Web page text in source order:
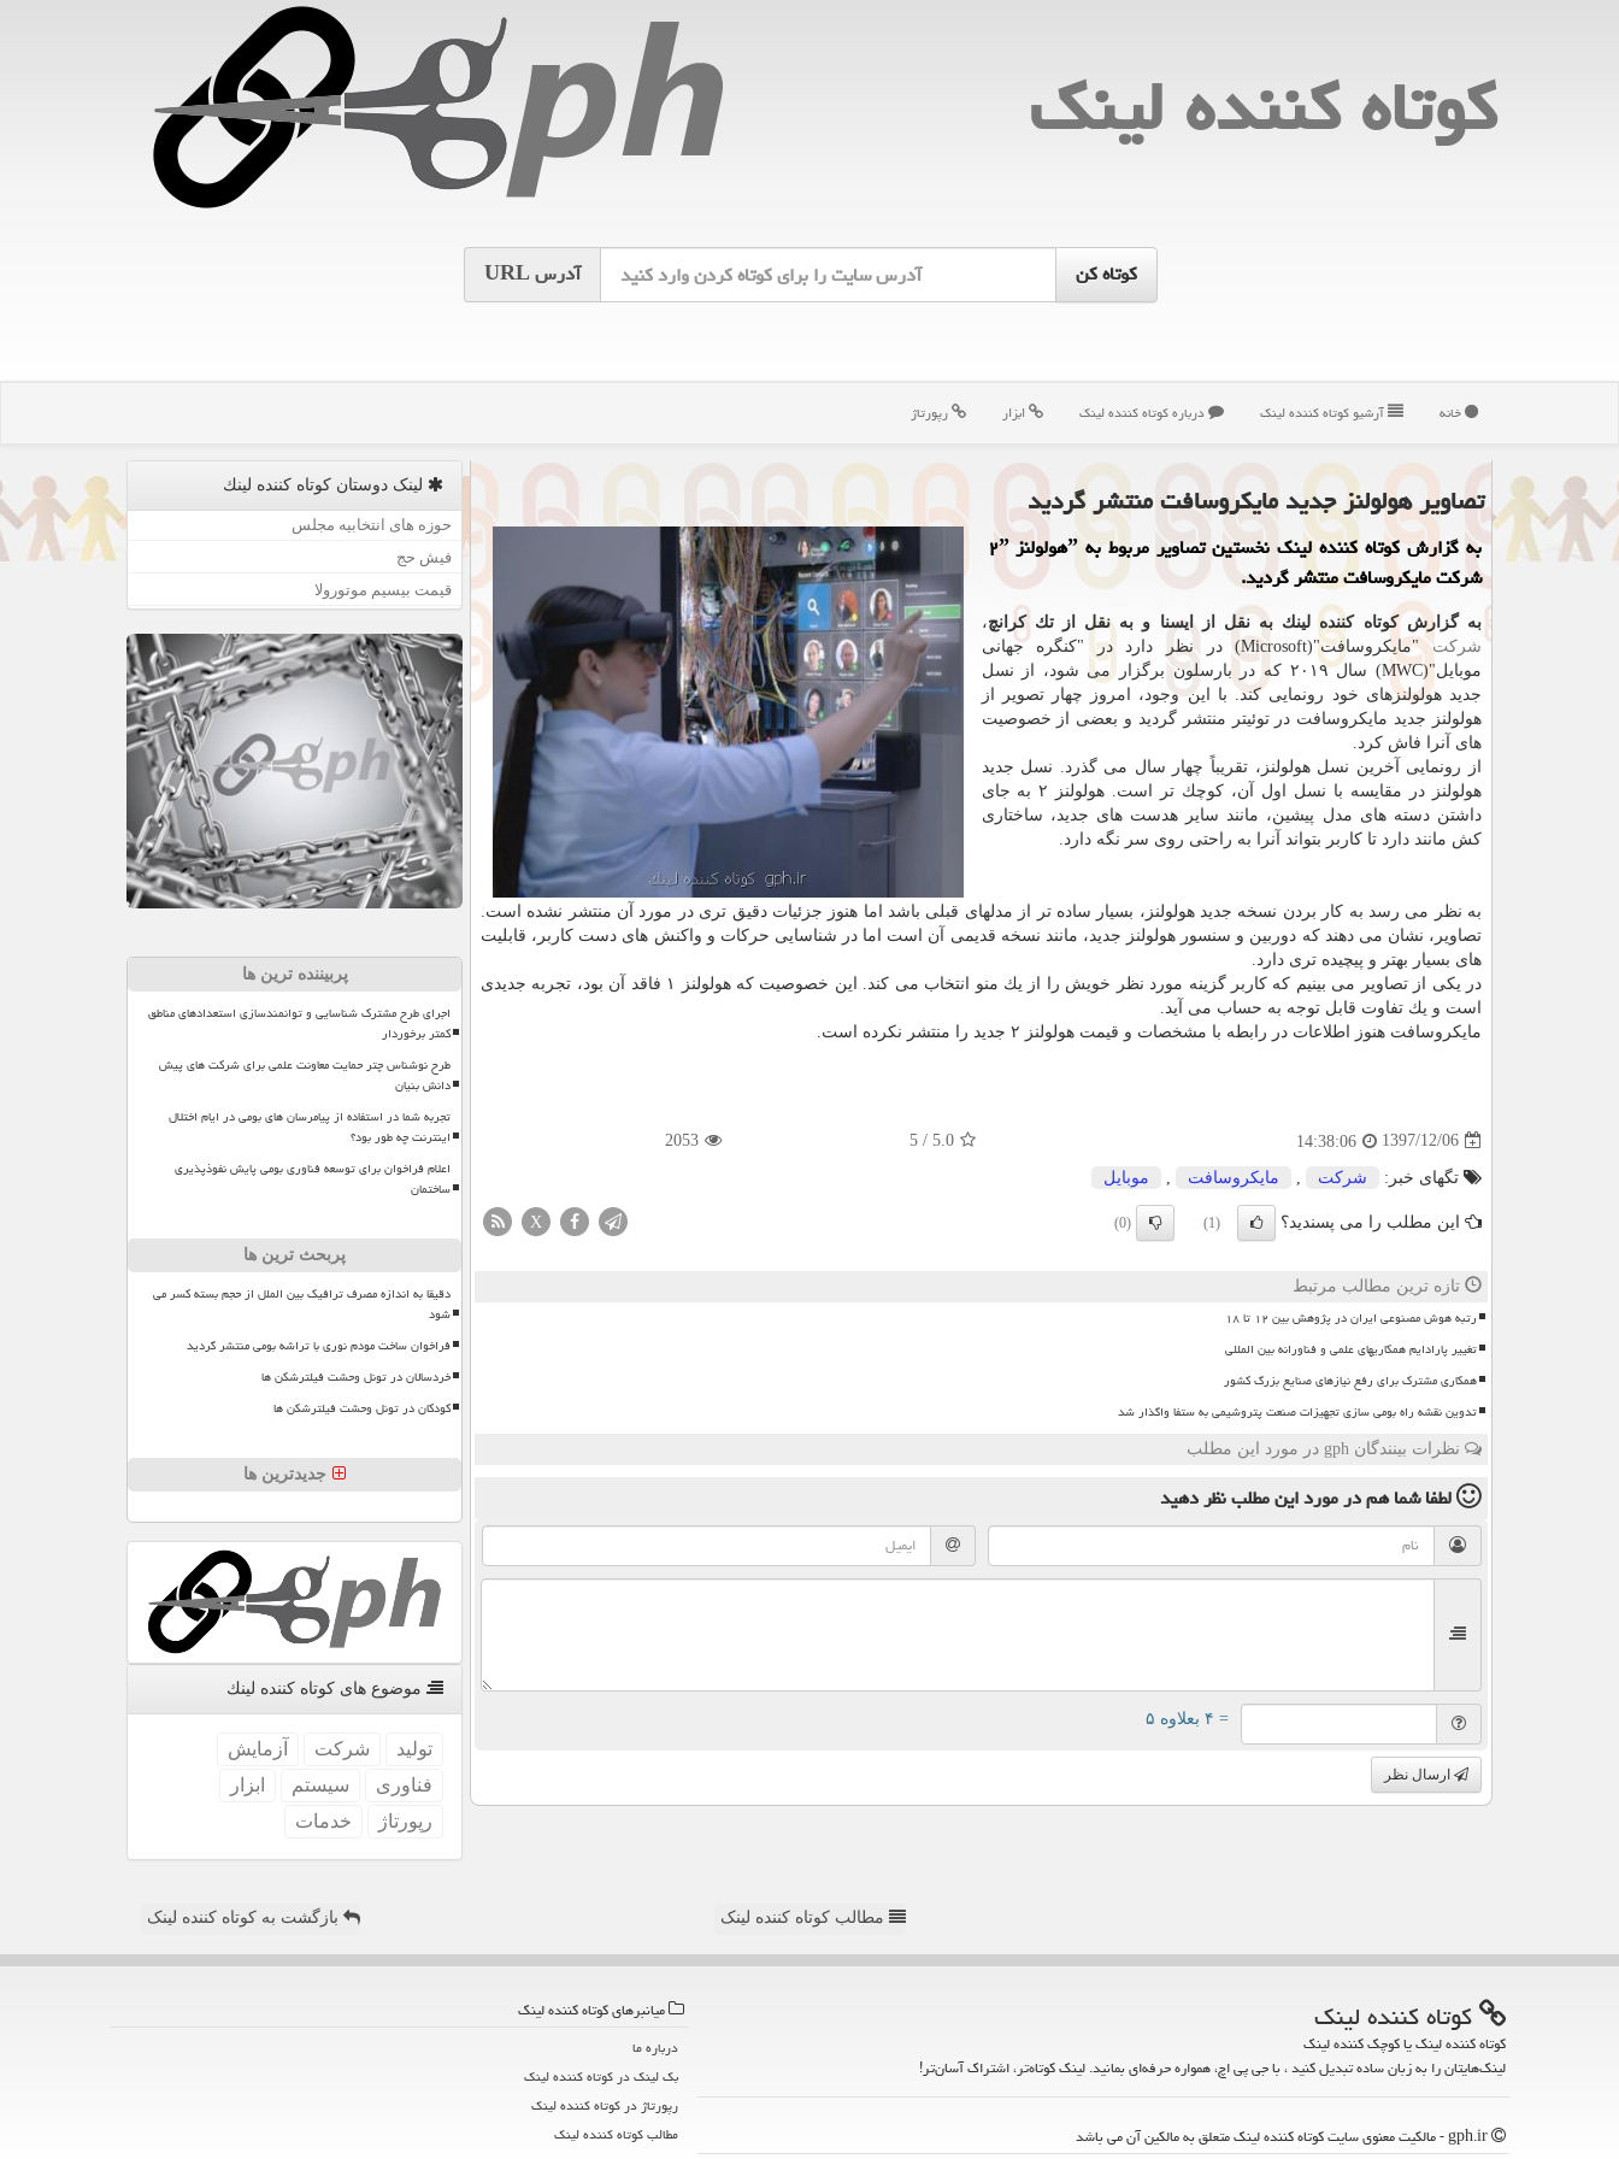
كوتاه كننده لینك
آدرسURL
خانه آرشیو كوتاه كننده لینك درباره كوتاه كننده لینك ابزار رپورتاژ
تصاویر هولولنز جدید مایكروسافت منتشر گردید
به گزارش كوتاه كننده لینك نخستین تصاویر مربوط به ˮهولولنز ۲ˮ
شركت مایكروسافت منتشر گردید.
به گزارش كوتاه كننده لینك به نقل از ایسنا و به نقل از تك كرانچ،
شركت
"مایكروسافت"(Microsoft) در نظر دارد در "كنگره جهانی
موبایل"(MWC) سال ۲۰۱۹ كه در بارسلون برگزار می شود، از نسل
جدید هولولنزهای خود رونمایی كند. با این وجود، امروز چهار تصویر از
هولولنز جدید مایكروسافت در توئیتر منتشر گردید و بعضی از خصوصیت
های آنرا فاش كرد.
از رونمایی آخرین نسل هولولنز، تقریباً چهار سال می گذرد. نسل جدید
هولولنز در مقایسه با نسل اول آن، كوچك تر است. هولولنز ۲ به جای
داشتن دسته های مدل پیشین، مانند سایر هدست های جدید، ساختاری
كش مانند دارد تا كاربر بتواند آنرا به راحتی روی سر نگه دارد.
به نظر می رسد به كار بردن نسخه جدید هولولنز، بسیار ساده تر از مدلهای قبلی باشد اما هنوز جزئیات دقیق تری در مورد آن منتشر نشده است.
تصاویر، نشان می دهند كه دوربین و سنسور هولولنز جدید، مانند نسخه قدیمی آن است اما در شناسایی حركات و واكنش های دست كاربر، قابلیت
های بسیار بهتر و پیچیده تری دارد.
در یكی از تصاویر می بینیم كه كاربر گزینه مورد نظر خویش را از یك منو انتخاب می كند. این خصوصیت كه هولولنز ۱ فاقد آن بود، تجربه جدیدی
است و یك تفاوت قابل توجه به حساب می آید.
مایكروسافت هنوز اطلاعات در رابطه با مشخصات و قیمت هولولنز ۲ جدید را منتشر نكرده است.
1397/12/06
14:38:06
5.0
/
5
2053
تگهای خبر: شركت مایكروسافت موبایل
این مطلب را می پسندید؟ (1)
(0)
X
تازه ترین مطالب مرتبط
رتبه هوش مصنوعی ایران در پژوهش بین ۱۲ تا ۱۸
تغییر پارادایم همکاریهای علمی و فناورانه بین المللی
همکاری مشترک برای رفع نیازهای صنایع بزرگ کشور
تدوین نقشه راه بومی سازی تجهیزات صنعت پتروشیمی به ستفا واگذار شد
نظرات بینندگان gph در مورد این مطلب
لطفا شما همدر مورد این مطلبنظر دهید
= ۴ بعلاوه ۵
ارسال نظر
لینک دوستان كوتاه كننده لینك
حوزه های انتخابیه مجلس
فیش حج
قیمت بیسیم موتورولا
پربیننده ترین ها
اجرای طرح مشترک شناسایی و توانمندسازی استعدادهای مناطق
کمتر برخوردار
طرح نوشناس چتر حمایت معاونت علمی برای شرکت های پیش
دانش بنیان
تجربه شما در استفاده از پیامرسان های بومی در ایام اختلال
اینترنت چه طور بود؟
اعلام فراخوان برای توسعه فناوری بومی پایش نفوذپذیری
ساختمان
پربحث ترین ها
دقیقا به اندازه مصرف ترافیک بین الملل از حجم بسته کسر می
شود
فراخوان ساخت مودم نوری با تراشه بومی منتشر گردید
خردسالان در تونل وحشت فیلترشکن ها
کودکان در تونل وحشت فیلترشکن ها
جدیدترین ها
موضوع های كوتاه كننده لینك
تولید شركت
آزمایش
فناوری
سیستم
ابزار
رپورتاژ
خدمات
مطالب کوتاه کننده لینک بازگشت به کوتاه کننده لینک
كوتاه كننده لینك
کوتاه کننده لینک یا کوچک کننده لینک
لینک‌هایتان را به زبان ساده تبدیل کنید ، با جی پی اچ، همواره حرفه‌ای بمانید. لینک کوتاه‌تر، اشتراک آسان‌تر!
میانبرهای كوتاه كننده لینك
درباره ما
بک لینک در كوتاه كننده لینك
رپورتاژ در كوتاه كننده لینك
مطالب كوتاه كننده لینك